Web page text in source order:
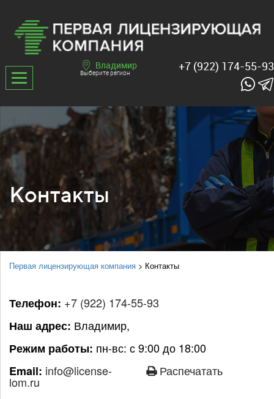
Владимир
Выберите регион +7 (922) 174-55-93
Контакты
Первая лицензирующая компания > Контакты
Телефон: +7 (922) 174-55-93
Наш адрес: Владимир,
Режим работы: пн-вс: с 9:00 до 18:00
Email: info@license-
lom.ru
Распечатать